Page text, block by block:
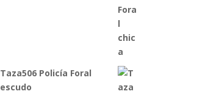
Taza506 Policía Foral
escudo